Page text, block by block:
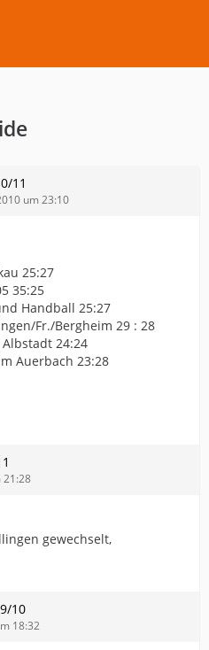
11
um 23:10
25:27
35:25
Handball 25:27
Fr./Bergheim 29 : 28
Albstadt 24:24
Auerbach 23:28
21:28
gewechselt,
10
18:32